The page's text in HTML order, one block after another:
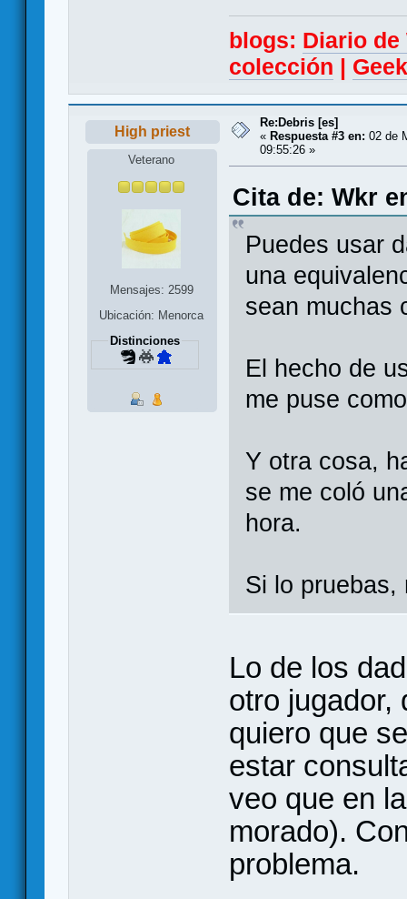
blogs: Diario
colección |
High priest
Veterano
Mensajes: 2599
Ubicación: Menorca
Distinciones
Re:Debris [es]
« Respuesta #3 en: 02 de
09:55:26 »
Cita de: Wkr
Puedes usar
una
sean muchas
El hecho de
me puse
Y otra cosa,
se me coló
hora.
Si lo pruebas,
Lo de los
otro jugador,
quiero que
estar
veo que en
morado).
problema.